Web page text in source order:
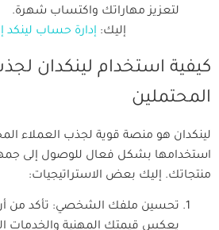
لتعزيز مهاراتك واكتساب شهرة.
إليك: إدارة حساب لينكد
كيفية استخدام لينكدان
المحتملين
لينكدان هو منصة قوية لجذب العملاء
استخدامها بشكل فعال للوصول إلى
منتجاتك. إليك بعض الاستراتيجيات:
تحسين ملفك الشخصي: تأكد من
يعكس قيمتك المهنية والخدمات